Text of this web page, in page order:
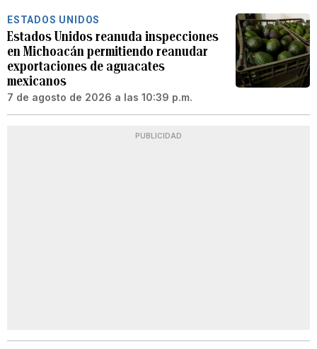
ESTADOS UNIDOS
Estados Unidos reanuda inspecciones
en Michoacán permitiendo reanudar
exportaciones de aguacates
mexicanos
7 de agosto de 2026 a las 10:39 p.m.
PUBLICIDAD